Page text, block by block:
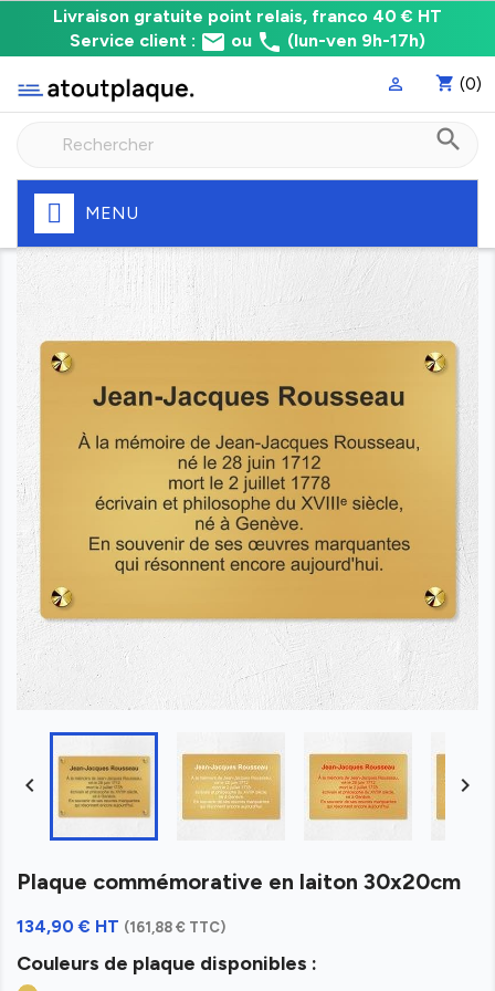
Livraison gratuite point relais, franco 40 € HT
Service client : email ou phone (lun-ven 9h-17h)
Livraison
relais,
franco
Fabrication
express
shopping_cart (0)

search
MENU
 
Plaque commémorative en laiton 30x20cm
134,90 € HT (161,88 € TTC)
Couleurs de plaque disponibles :